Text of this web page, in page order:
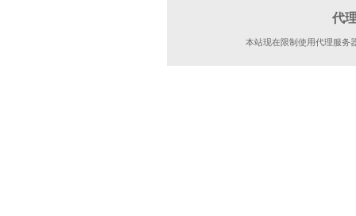
代
本站现在限制使用代理服务